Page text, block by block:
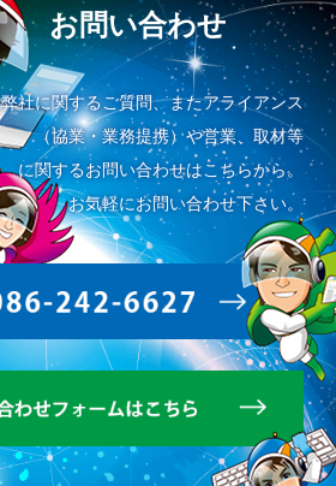
お問い合わせ
弊社に関するご質問、またアライアンス
（協業・業務提携）や営業、取材等
に関するお問い合わせはこちらから。
お気軽にお問い合わせ下さい。